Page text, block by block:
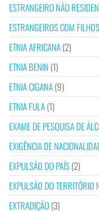
ESTRANGEIRO NÃO
ESTRANGEIROS COM
ETNIA AFRICANA(2)
ETNIA BENIN (1)
ETNIA CIGANA(9)
ETNIA FULA(1)
EXAME DE PESQUISA DE
EXIGÊNCIA DE
EXPULSÃO DO PAÍS(2)
EXPULSÃO DO TERRITÓRIO
EXTRADIÇÃO (3)